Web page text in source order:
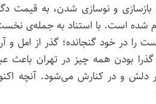
و نوسازی شدن، به قیمت
شده است. با استناد به جمله‌ی
را در خود گنجانده؛ گذر از امل و
بودن همه چیز در تهران باعث
دلش و در کنارش می‌شود. آنچه